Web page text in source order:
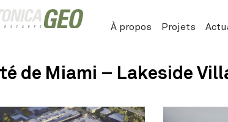
À propos Projets
de Miami – Lakeside